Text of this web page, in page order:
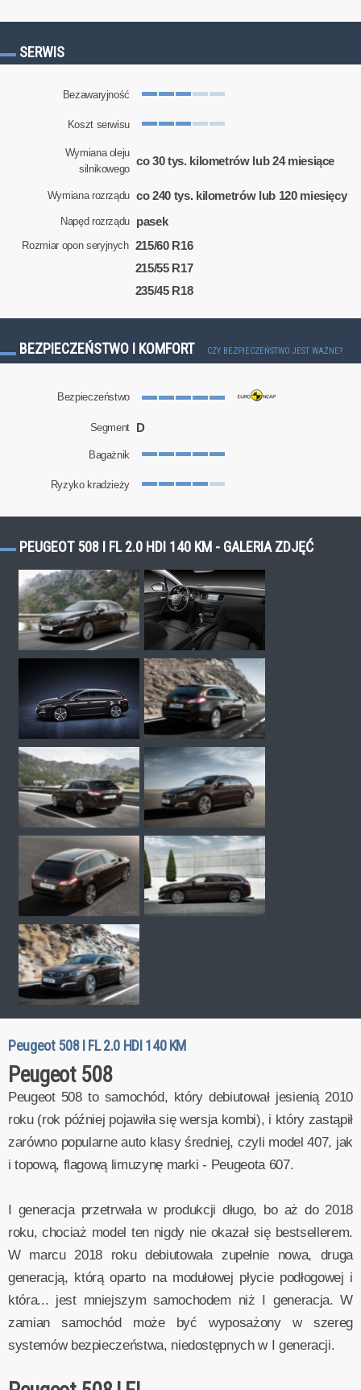
SERWIS
Bezawaryjność
Koszt serwisu
Wymiana oleju
silnikowego
co 30 tys. kilometrów lub 24 miesiące
Wymiana rozrządu co 240 tys. kilometrów lub 120 miesięcy
Napęd rozrządu pasek
Rozmiar opon seryjnych 215/60 R16
215/55 R17
235/45 R18
BEZPIECZEŃSTWO I KOMFORT CZY BEZPIECZEŃSTWO JEST WAŻNE?
Bezpieczeństwo
Segment D
Bagażnik
Ryzyko kradzieży
PEUGEOT 508 I FL 2.0 HDI 140 KM - GALERIA ZDJĘĆ
Peugeot 508 I FL 2.0 HDI 140 KM
Peugeot 508
Peugeot 508 to samochód, który debiutował jesienią 2010
roku (rok później pojawiła się wersja kombi), i który zastąpił
zarówno popularne auto klasy średniej, czyli model 407, jak
i topową, flagową limuzynę marki - Peugeota 607.
I generacja przetrwała w produkcji długo, bo aż do 2018
roku, chociaż model ten nigdy nie okazał się bestsellerem.
W marcu 2018 roku debiutowała zupełnie nowa, druga
generacją, którą oparto na modułowej płycie podłogowej i
która... jest mniejszym samochodem niż I generacja. W
zamian samochód może być wyposażony w szereg
systemów bezpieczeństwa, niedostępnych w I generacji.